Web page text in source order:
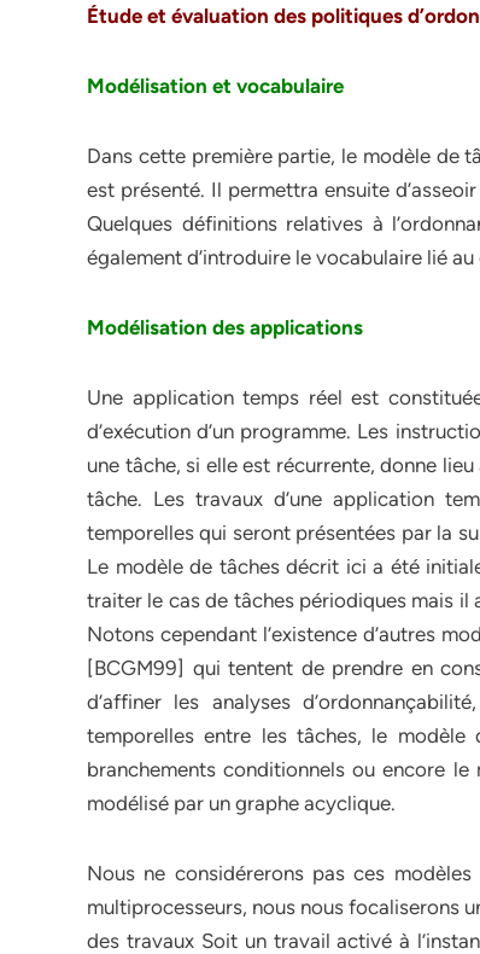
Étude et évaluation des politiques
Modélisation et vocabulaire
Dans cette première partie, le modèle de
est présenté. Il permettra ensuite
Quelques définitions relatives à
également d’introduire le vocabulaire lié au
Modélisation des applications
Une application temps réel est
d’exécution d’un programme. Les
une tâche, si elle est récurrente, donne
tâche. Les travaux d’une application
temporelles qui seront présentées par la
Le modèle de tâches décrit ici a été
traiter le cas de tâches périodiques mais il
Notons cependant l’existence d’autres
[BCGM99] qui tentent de prendre en
d’affiner les analyses
temporelles entre les tâches, le
branchements conditionnels ou encore
modélisé par un graphe acyclique.
Nous ne considérerons pas ces
multiprocesseurs, nous nous focaliserons
des travaux Soit un travail activé à